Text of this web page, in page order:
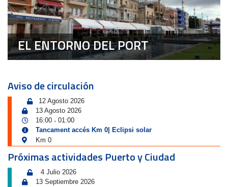
EL ENTORNO DEL PORT
Aviso de circulación
12 Agosto 2026
13 Agosto 2026
16:00 - 01:00
Tancament accés Km 0| Eclipsi solar
Km 0
Próximas actividades Puerto y Ciudad
4 Julio 2026
13 Septiembre 2026